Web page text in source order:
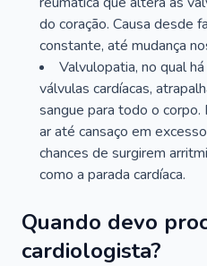
do coração. Causa desde
constante, até mudança
Valvulopatia, no qual
válvulas cardíacas,
sangue para todo o
ar até cansaço em
chances de surgirem
como a parada cardíaca.
Quando devo
cardiologista?